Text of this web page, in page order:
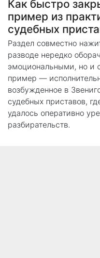
Как быстро
пример из
судебных
Раздел совместно
разводе нередко
эмоциональными, но и
пример —
возбужденное в
судебных приставов,
удалось оперативно
разбирательств.